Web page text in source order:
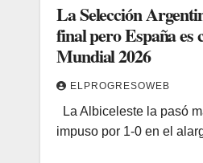
La Selección
final pero España es
Mundial 2026
ELPROGRESOWEB
La Albiceleste la pasó
impuso por 1-0 en el